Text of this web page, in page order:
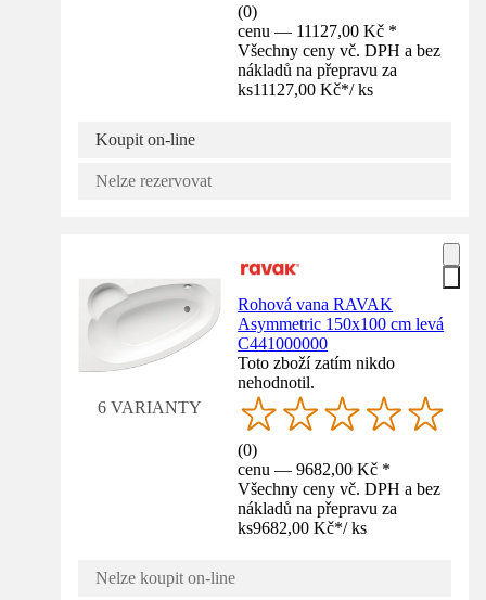
(0)
cenu — 11127,00 Kč *
Všechny ceny vč. DPH a bez
nákladů na přepravu za
ks11127,00 Kč*/ ks
Koupit on-line
Nelze rezervovat
6 VARIANTY
Rohová vana RAVAK
Asymmetric 150x100 cm levá
C441000000
Toto zboží zatím nikdo
nehodnotil.
(0)
cenu — 9682,00 Kč *
Všechny ceny vč. DPH a bez
nákladů na přepravu za
ks9682,00 Kč*/ ks
Nelze koupit on-line